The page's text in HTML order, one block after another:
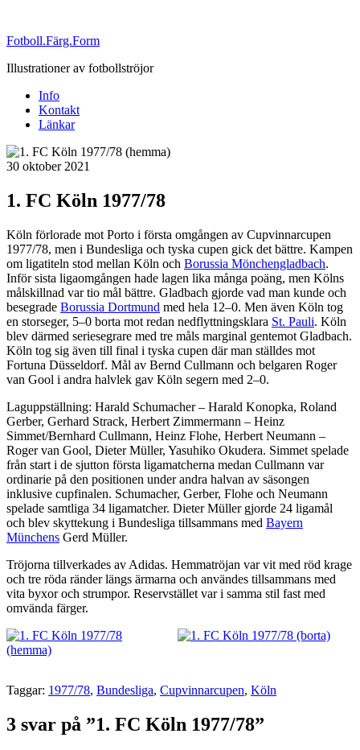
Fotboll.Färg.Form
Illustrationer av fotbollströjor
Info
Kontakt
Länkar
Publicerat
30 oktober 2021
1. FC Köln 1977/78
Köln förlorade mot Porto i första omgången av Cupvinnarcupen
1977/78, men i Bundesliga och tyska cupen gick det bättre. Kampen
om ligatiteln stod mellan Köln och Borussia Mönchengladbach.
Inför sista ligaomgången hade lagen lika många poäng, men Kölns
målskillnad var tio mål bättre. Gladbach gjorde vad man kunde och
besegrade Borussia Dortmund med hela 12–0. Men även Köln tog
en storseger, 5–0 borta mot redan nedflyttningsklara St. Pauli. Köln
blev därmed seriesegrare med tre måls marginal gentemot Gladbach.
Köln tog sig även till final i tyska cupen där man ställdes mot
Fortuna Düsseldorf. Mål av Bernd Cullmann och belgaren Roger
van Gool i andra halvlek gav Köln segern med 2–0.
Laguppställning: Harald Schumacher – Harald Konopka, Roland
Gerber, Gerhard Strack, Herbert Zimmermann – Heinz
Simmet/Bernhard Cullmann, Heinz Flohe, Herbert Neumann –
Roger van Gool, Dieter Müller, Yasuhiko Okudera. Simmet spelade
från start i de sjutton första ligamatcherna medan Cullmann var
ordinarie på den positionen under andra halvan av säsongen
inklusive cupfinalen. Schumacher, Gerber, Flohe och Neumann
spelade samtliga 34 ligamatcher. Dieter Müller gjorde 24 ligamål
och blev skyttekung i Bundesliga tillsammans med Bayern
Münchens Gerd Müller.
Tröjorna tillverkades av Adidas. Hemmatröjan var vit med röd krage
och tre röda ränder längs ärmarna och användes tillsammans med
vita byxor och strumpor. Reservstället var i samma stil fast med
omvända färger.
Taggar: 1977/78, Bundesliga, Cupvinnarcupen, Köln
3 svar på ”1. FC Köln 1977/78”